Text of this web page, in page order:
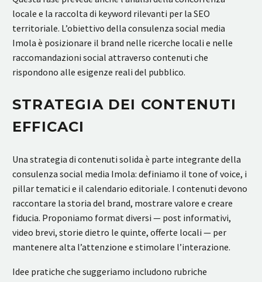
locale e la raccolta di keyword rilevanti per la SEO
territoriale. L’obiettivo della consulenza social media
Imola è posizionare il brand nelle ricerche locali e nelle
raccomandazioni social attraverso contenuti che
rispondono alle esigenze reali del pubblico.
STRATEGIA DEI CONTENUTI
EFFICACI
Una strategia di contenuti solida è parte integrante della
consulenza social media Imola: definiamo il tone of voice, i
pillar tematici e il calendario editoriale. I contenuti devono
raccontare la storia del brand, mostrare valore e creare
fiducia. Proponiamo format diversi — post informativi,
video brevi, storie dietro le quinte, offerte locali — per
mantenere alta l’attenzione e stimolare l’interazione.
Idee pratiche che suggeriamo includono rubriche